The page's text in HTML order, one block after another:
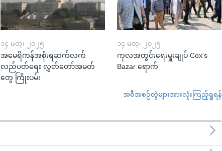
၁၄ မတ္၊ ၂၀၂၅
အမေရိကန်အစိုးရဆက်လက်
လည်ပတ်ရေး လွှတ်တော်အမတ်
တွေ ကြိုးပမ်း
၁၄ မတ္၊ ၂၀၂၅
ကုလအတွင်းရေးမှူးချုပ် Cox's
Bazar ရောက်
အစီအစဉ်တွဲများအားလုံးကြည့်ရှုရန်